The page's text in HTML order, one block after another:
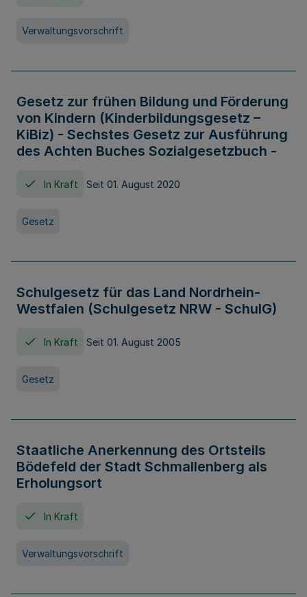
Verwaltungsvorschrift
Gesetz zur frühen Bildung und Förderung
von Kindern (Kinderbildungsgesetz –
KiBiz) - Sechstes Gesetz zur Ausführung
des Achten Buches Sozialgesetzbuch -
In Kraft Seit 01. August 2020
Gesetz
Schulgesetz für das Land Nordrhein-
Westfalen (Schulgesetz NRW - SchulG)
In Kraft Seit 01. August 2005
Gesetz
Staatliche Anerkennung des Ortsteils
Bödefeld der Stadt Schmallenberg als
Erholungsort
In Kraft
Verwaltungsvorschrift